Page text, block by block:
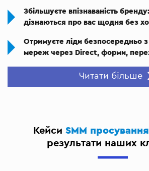
Збільшуєте впізнаваність
дізнаються про вас щодня без
Отримуєте ліди безпосередньо з
мереж через Direct, форми,
Будуєте лояльність: клієнти, які
Масштабуєте продажі: ріст
впливає на трафік, конверсію та
Читати більше
Кейси SMM
результати наших